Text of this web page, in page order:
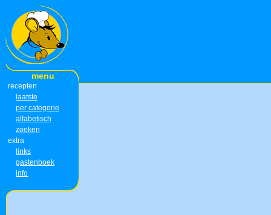
menu
recepten
laatste
per categorie
alfabetisch
zoeken
extra
links
gastenboek
info